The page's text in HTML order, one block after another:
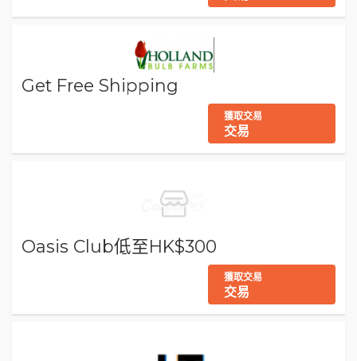
Get Free Shipping
獲取交易
交易
Oasis Club低至HK$300
獲取交易
交易